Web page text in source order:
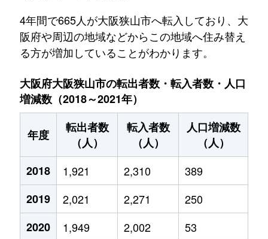
4年間で665人が大阪狭山市へ転入しており、大
阪府や周辺の地域などからこの地域へ住み替え
る方が増加していることがわかります。
大阪府大阪狭山市の転出者数・転入者数・人口
増減数（2018～2021年）
年度
転出者数
（人）
転入者数
（人）
人口増減数
（人）
2018
1,921 2,310
389
2019
2,021 2,271
250
2020
1,949 2,002
53